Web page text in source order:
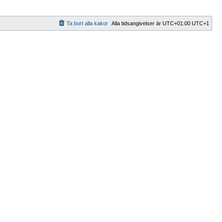
Alla tidsangivelser är UTC+01:00 UTC+1
Ta bort alla kakor